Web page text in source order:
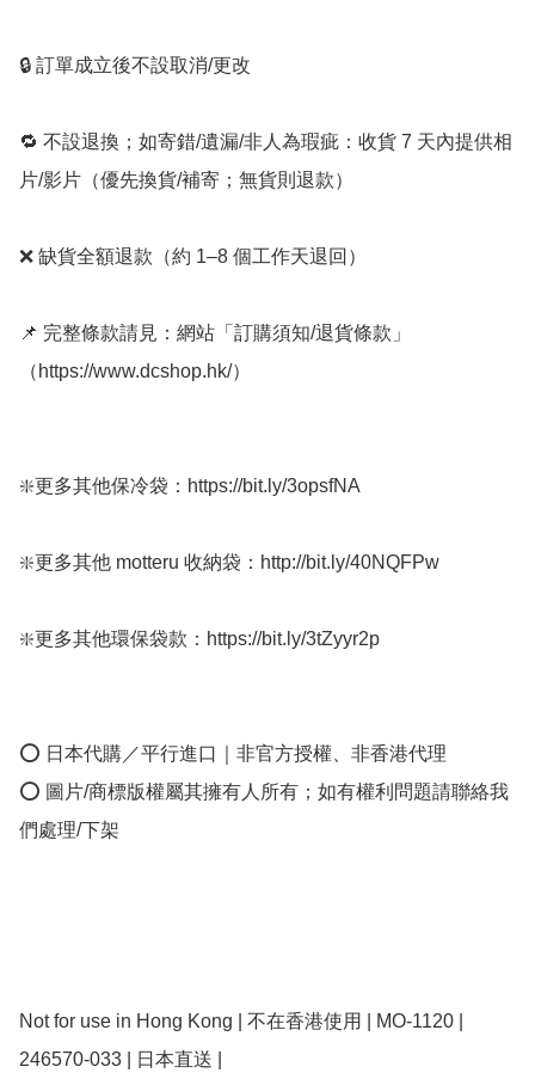
🔒 訂單成立後不設取消/更改
🔁 不設退換；如寄錯/遺漏/非人為瑕疵：收貨 7 天內提供相
片/影片（優先換貨/補寄；無貨則退款）
❌ 缺貨全額退款（約 1–8 個工作天退回）
📌 完整條款請見：網站「訂購須知/退貨條款」
（https://www.dcshop.hk/）
❇️更多其他保冷袋：https://bit.ly/3opsfNA
❇️更多其他 motteru 收納袋：http://bit.ly/40NQFPw
❇️更多其他環保袋款：https://bit.ly/3tZyyr2p
⭕ 日本代購／平行進口｜非官方授權、非香港代理
⭕ 圖片/商標版權屬其擁有人所有；如有權利問題請聯絡我
們處理/下架
Not for use in Hong Kong | 不在香港使用 | MO-1120 |
246570-033 | 日本直送 |